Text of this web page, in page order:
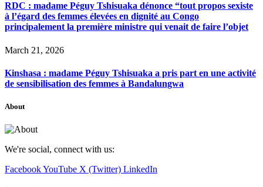
RDC : madame Péguy Tshisuaka dénonce “tout propos sexiste
à l’égard des femmes élevées en dignité au Congo
principalement la première ministre qui venait de faire l’objet
March 21, 2026
Kinshasa : madame Péguy Tshisuaka a pris part en une activité
de sensibilisation des femmes à Bandalungwa
About
We're social, connect with us:
FacebookYouTube X (Twitter) LinkedIn